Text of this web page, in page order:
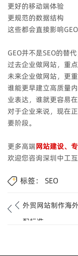
更好的移动端体验
更规范的数据结构
这些都会直接影响
GEO并不是SEO的替
过去企业做网站，重
未来企业做网站，更
谁能更早建立高质量
业表达，谁就更容易
对于企业来说，现在
要阶段。
更多高端网站建设、
欢迎您咨询深圳中工互
标签： SEO
外贸网站制作海
配标准.